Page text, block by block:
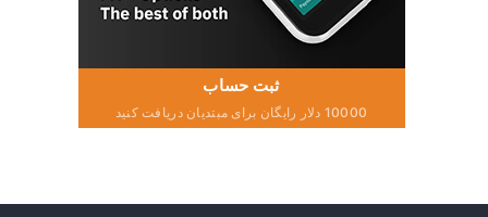
ثبت حساب
10000 دلار رایگان برای مبتدیان دریافت کنید